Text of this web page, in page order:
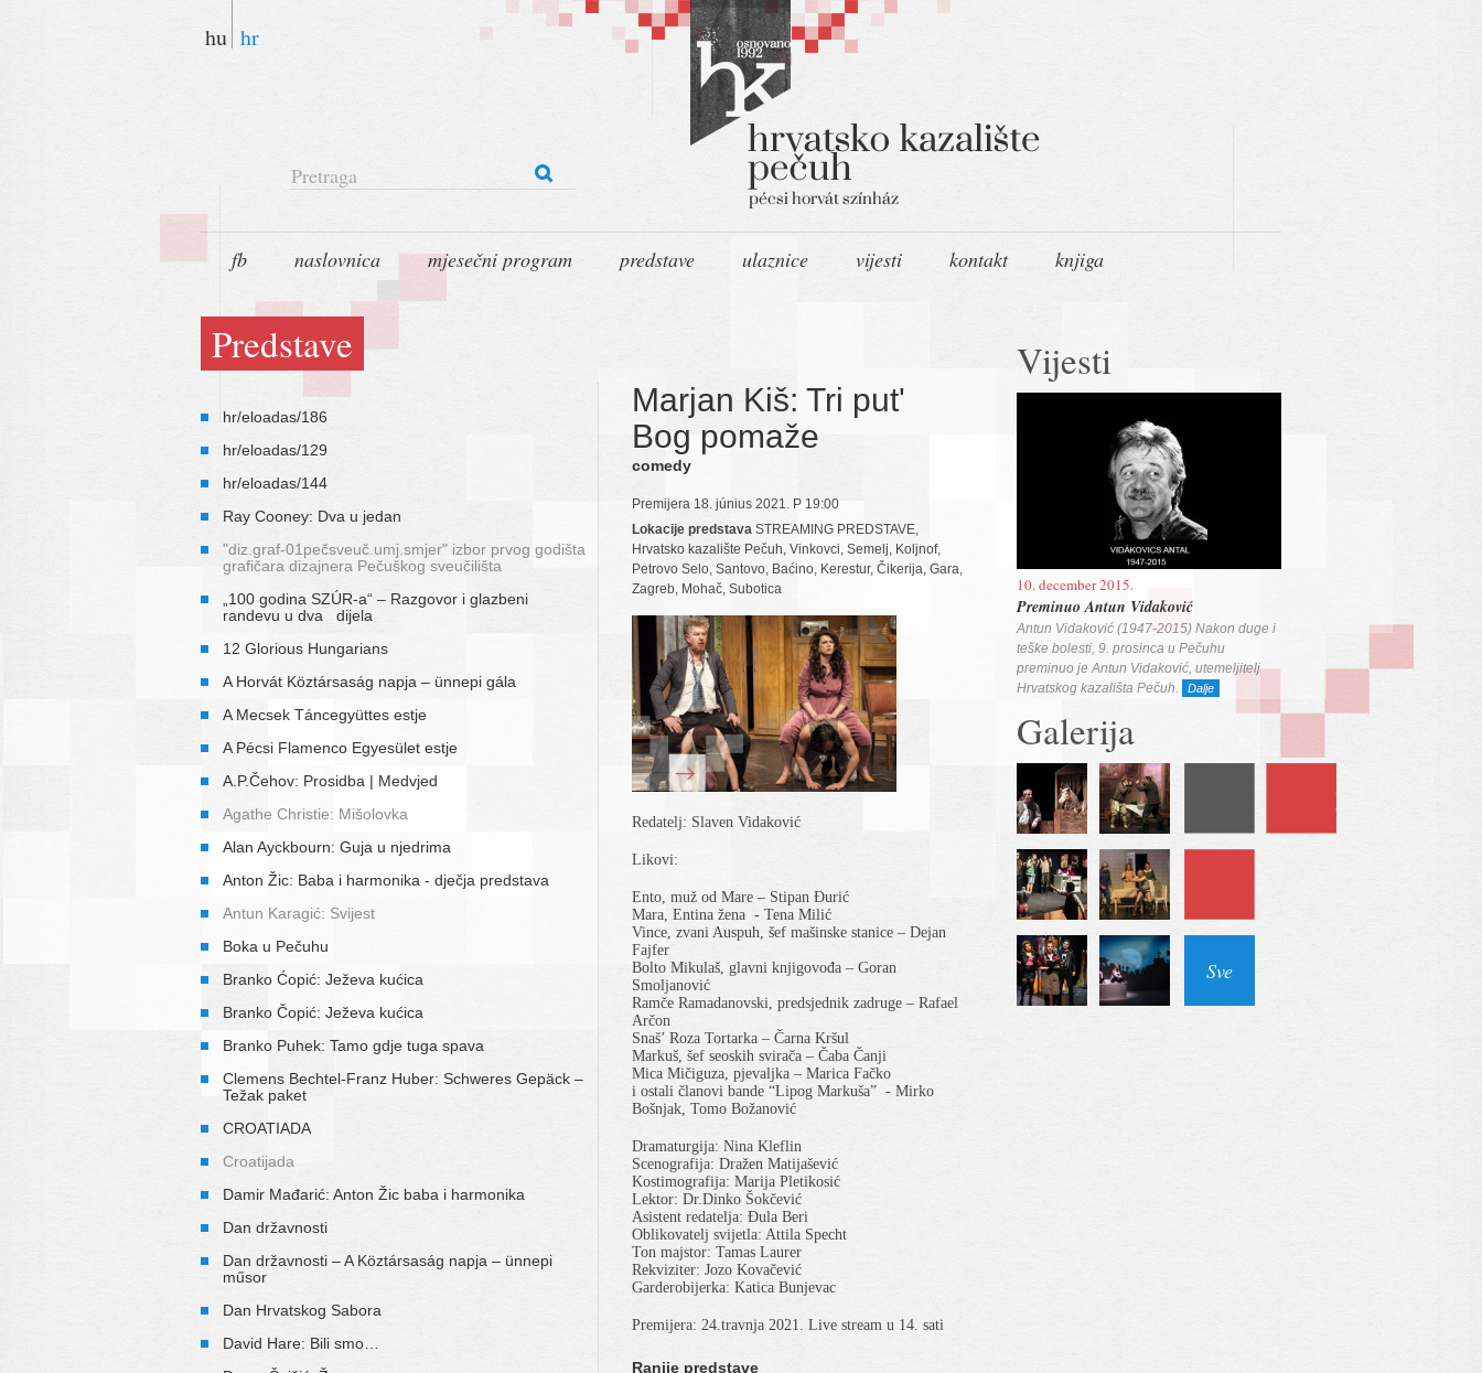
hu hr
Pretraga
fb naslovnica mjesečni program predstave ulaznice vijesti kontakt knjiga
Predstave
hr/eloadas/186
hr/eloadas/129
hr/eloadas/144
Ray Cooney: Dva u jedan
"diz.graf-01pečsveuč.umj.smjer" izbor prvog godišta
grafičara dizajnera Pečuškog sveučilišta
„100 godina SZÚR-a“ – Razgovor i glazbeni
randevu u dva dijela
12 Glorious Hungarians
A Horvát Köztársaság napja – ünnepi gála
A Mecsek Táncegyüttes estje
A Pécsi Flamenco Egyesület estje
A.P.Čehov: Prosidba | Medvjed
Agathe Christie: Mišolovka
Alan Ayckbourn: Guja u njedrima
Anton Žic: Baba i harmonika - dječja predstava
Antun Karagić: Svijest
Boka u Pečuhu
Branko Ćopić: Ježeva kućica
Branko Čopić: Ježeva kućica
Branko Puhek: Tamo gdje tuga spava
Clemens Bechtel-Franz Huber: Schweres Gepäck –
Težak paket
CROATIADA
Croatijada
Damir Mađarić: Anton Žic baba i harmonika
Dan državnosti
Dan državnosti – A Köztársaság napja – ünnepi
műsor
Dan Hrvatskog Sabora
David Hare: Bili smo…
Marjan Kiš: Tri put'
Bog pomaže
comedy
Premijera 18. június 2021. P 19:00
Lokacije predstava STREAMING PREDSTAVE,
Hrvatsko kazalište Pečuh, Vinkovci, Semelj, Koljnof,
Petrovo Selo, Santovo, Baćino, Kerestur, Čikerija, Gara,
Zagreb, Mohač, Subotica
Redatelj: Slaven Vidaković
Likovi:
Ento, muž od Mare – Stipan Đurić
Mara, Entina žena - Tena Milić
Vince, zvani Auspuh, šef mašinske stanice – Dejan
Fajfer
Bolto Mikulaš, glavni knjigovođa – Goran
Smoljanović
Ramče Ramadanovski, predsjednik zadruge – Rafael
Arčon
Snaš’ Roza Tortarka – Čarna Kršul
Markuš, šef seoskih svirača – Čaba Čanji
Mica Mičiguza, pjevaljka – Marica Fačko
i ostali članovi bande “Lipog Markuša” - Mirko
Bošnjak, Tomo Božanović
Dramaturgija: Nina Kleflin
Scenografija: Dražen Matijašević
Kostimografija: Marija Pletikosić
Lektor: Dr.Dinko Šokčević
Asistent redatelja: Đula Beri
Oblikovatelj svijetla: Attila Specht
Ton majstor: Tamas Laurer
Rekviziter: Jozo Kovačević
Garderobijerka: Katica Bunjevac
Premijera: 24.travnja 2021. Live stream u 14. sati
Ranije predstave
Vijesti
10. december 2015.
Preminuo Antun Vidaković
Antun Vidaković (1947-2015) Nakon duge i
teške bolesti, 9. prosinca u Pečuhu
preminuo je Antun Vidaković, utemeljitelj
Hrvatskog kazališta Pečuh.
Dalje
Galerija
Sve